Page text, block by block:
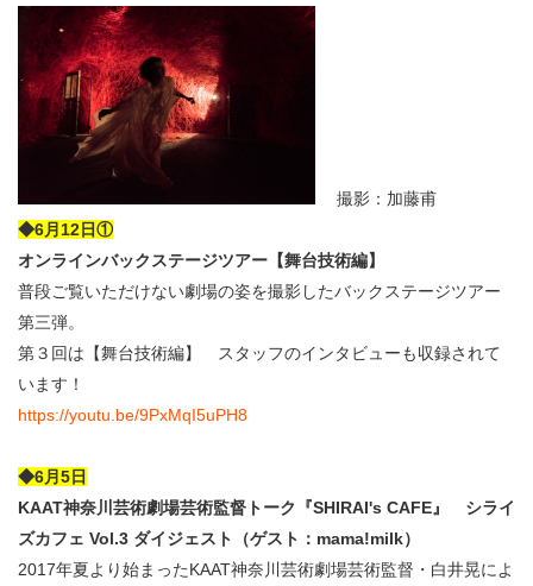
撮影：加藤甫
◆6月12日①
オンラインバックステージツアー【舞台技術編】
普段ご覧いただけない劇場の姿を撮影したバックステージツアー
第三弾。
第３回は【舞台技術編】 スタッフのインタビューも収録されて
います！
https://youtu.be/9PxMqI5uPH8
◆6月5日
KAAT神奈川芸術劇場芸術監督トーク『SHIRAI's CAFE』 シライ
ズカフェ Vol.3 ダイジェスト（ゲスト：mama!milk）
2017年夏より始まったKAAT神奈川芸術劇場芸術監督・白井晃によ